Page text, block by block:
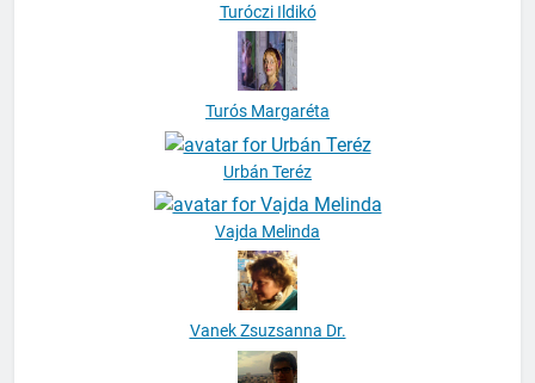
Turóczi Ildikó
Turós Margaréta
Urbán Teréz
Vajda Melinda
Vanek Zsuzsanna Dr.